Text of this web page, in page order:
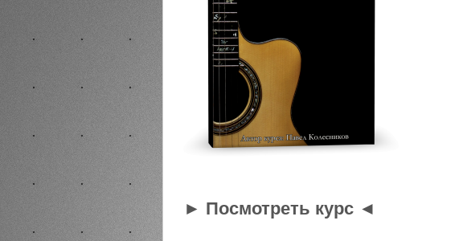
► Посмотреть курс ◄